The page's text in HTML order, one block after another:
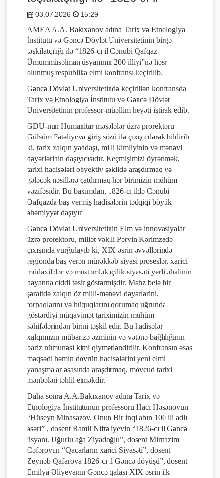
03.07.2026 15:29
AMEA A.A. Bakıxanov adına Tarix və Etnologiya
İnstitutu və Gəncə Dövlət Universitetinin birgə
təşkilatçılığı ilə “1826-cı il Cənubi Qafqaz
Ümummüsəlman üsyanının 200 illiyi”nə həsr
olunmuş respublika elmi konfransı keçirilib.
Gəncə Dövlət Universitetində keçiriliən konfransda
Tarix və Etnologiya İnstitutu və Gəncə Dövlət
Universitetinin professor-müəllim heyəti iştirak edib.
GDU-nun Humanitar məsələlər üzrə prorektoru
Gülsüm Fətəliyeva giriş sözü ilə çıxış edərək bildirib
ki, tarix xalqın yaddaşı, milli kimliyinin və mənəvi
dəyərlərinin daşıyıcısıdır. Keçmişimizi öyrənmək,
tarixi hadisələri obyektiv şəkildə araşdırmaq və
gələcək nəsillərə çatdırmaq hər birimizin mühüm
vəzifəsidir. Bu baxımdan, 1826-cı ildə Cənubi
Qafqazda baş vermiş hadisələrin tədqiqi böyük
əhəmiyyət daşıyır.
Gəncə Dövlət Universitetinin Elm və innovasiyalar
üzrə prorektoru, millət vəkili Pərvin Kərimzadə
çıxışında vurğulayıb ki, XIX əsrin əvvəllərində
regionda baş verən mürəkkəb siyasi proseslər, xarici
müdaxilələr və müstəmləkəçilik siyasəti yerli əhalinin
həyatına ciddi təsir göstərmişdir. Məhz belə bir
şəraitdə xalqın öz milli-mənəvi dəyərlərini,
torpaqlarını və hüquqlarını qorumaq uğrunda
göstərdiyi müqavimət tariximizin mühüm
səhifələrindən birini təşkil edir. Bu hadisələr
xalqımızın mübarizə əzminin və vətənə bağlılığının
bariz nümunəsi kimi qiymətləndirilir. Konfransın əsas
məqsədi həmin dövrün hadisələrini yeni elmi
yanaşmalar əsasında araşdırmaq, mövcud tarixi
mənbələri təhlil etməkdir.
Daha sonra A.A.Bakıxanov adına Tarix və
Etnologiya İnstitutunun professoru Hacı Həsənovun
“Hüseyn Minasazov. Onun Bir inqilabın 100 ili adlı
əsəri” , dosent Ramil Niftəliyevin “1826-cı il Gəncə
üsyanı. Uğurlu ağa Ziyadoğlu”, dosent Mirnazim
Cəfərovun “Qacarların xarici Siyasəti”, dosent
Zeynəb Qafarova 1826-cı il Gəncə döyüşü”, dosent
Emilya Əliyevanın Gəncə qalası XIX əsrin ilk